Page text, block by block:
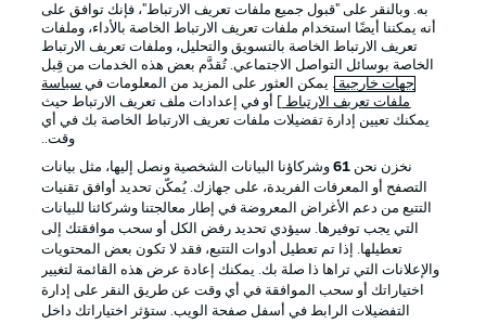
الإعلانات الإخطارات القانونية
شروط الاستخدام القنوات الناقلة
الوظائف جهة النشر
تواصل معنا اللاعبون
به. وبالنقر على "قبول جميع ملفات تعريف الارتباط"، فإنك توافق على
أنه يمكننا أيضًا استخدام ملفات تعريف الارتباط الخاصة بالأداء، وملفات
تعريف الارتباط الخاصة بالتسويق والتحليل، وملفات تعريف الارتباط
الخاصة بوسائل التواصل الاجتماعي. تُقدَّم بعض هذه الخدمات من قِبل
جهات خارجية . يمكن العثور على المزيد من المعلومات في سياسة
ملفات تعريف الارتباط
] أو في إعدادات ملف تعريف الارتباط حيث
يمكنك تعيين إدارة تفضيلات ملفات تعريف الارتباط الخاصة بك في أي
وقت..
نخزن نحن 61وشركاؤنا البيانات الشخصية ونصل إليها، مثل بيانات
التصفح أو المعرفات الفريدة، على جهازك. يُمكّن تحديد أوافق تقنيات
التتبع من دعم الأغراض المعروضة في إطار معالجتنا وشركائنا للبيانات
التي يجب توفيرها. سيؤدي تحديد رفض الكل أو سحب موافقتك إلى
تعطيلها. إذا تم تعطيل أدوات التتبع، فقد لا تكون بعض المحتويات
والإعلانات التي تراها ذا صلة بك. يمكنك إعادة عرض هذه القائمة لتغيير
اختياراتك أو سحب الموافقة في أي وقت عن طريق النقر على إدارة
التفضيلات الرابط في أسفل صفحة الويب. ستؤثر اختياراتك داخل